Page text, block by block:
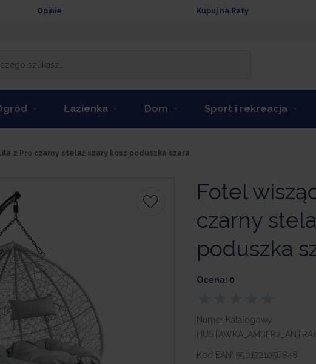
Opinie Kupuj na Raty
Łazienka Dom Sport i rekreacja
2 Pro czarny stelaż szary kosz poduszka szara
Fotel
czarny
poduszka
Ocena: 0
Numer Katalogowy:
Kod EAN: 5901721056848